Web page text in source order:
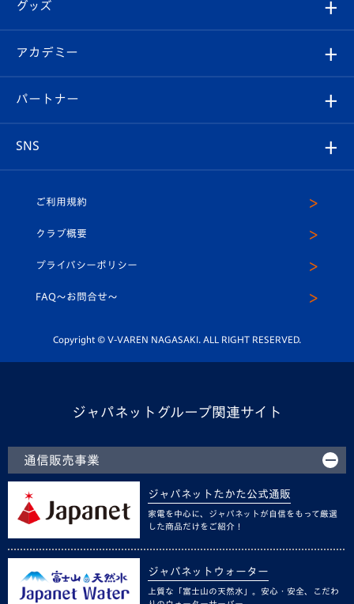
チケット
イベント
メディア
ホームタウン
スタッフプロフィール
マスコット紹介
平和祈念活動
ホームタウン活動
Revive Team
ヴィヴィくんの長崎おもてなしガイド
フォトギャラリー
スタジアムグルメ
V-LOVERS（ファンクラブ）
プレイヤーズスイート
グッズ
オンラインショップ
店舗情報
アカデミー
育成からのお知らせ
U-18
スクール
パートナー
SNS
ヴィヴィくんインスタグラム
公式LINE＠
ご利用規約
クラブ概要
プライバシーポリシー
FAQ〜お問合せ〜
Copyright © V-VAREN NAGASAKI. ALL RIGHT RESERVED.
ジャパネットグループ関連サイト
通信販売事業
ジャパネットたかた公式通販
家電を中心に、ジャパネットが自信をもって厳選
した商品だけをご紹介！
ジャパネットウォーター
上質な「富士山の天然水」。安心・安全、こだわ